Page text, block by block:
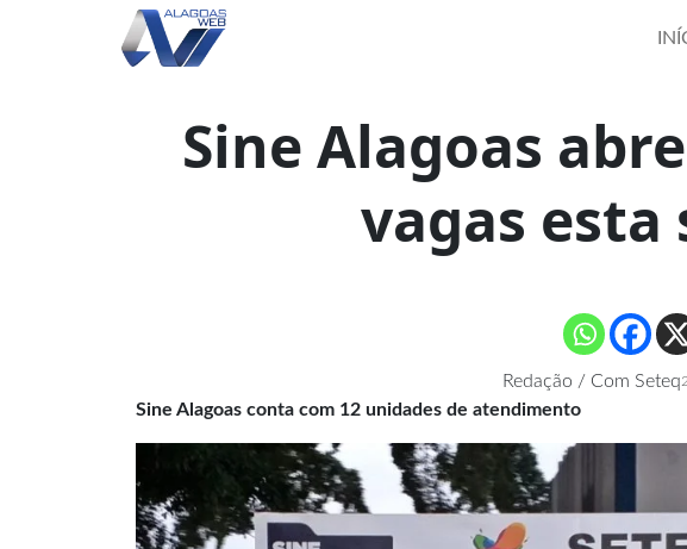
Sine Alagoas
vagas esta
Redação / Com Seteq
Sine Alagoas conta com 12 unidades de atendimento